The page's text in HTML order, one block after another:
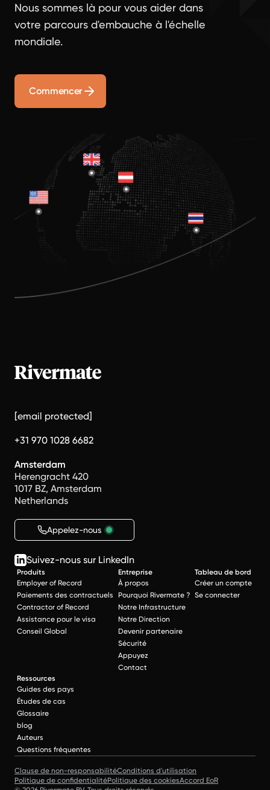
Nous sommes là pour vous aider dans
votre parcours d'embauche à l'échelle
mondiale.
Commencer
[email protected]
+31 970 1028 6682
Amsterdam
Herengracht 420
1017 BZ, Amsterdam
Netherlands
Appelez-nous
Suivez-nous sur LinkedIn
Produits
Employer of Record
Paiements des contractuels
Contractor of Record
Assistance pour le visa
Conseil Global
Entreprise
À propos
Pourquoi Rivermate ?
Notre Infrastructure
Notre Direction
Devenir partenaire
Sécurité
Appuyez
Contact
Tableau de bord
Créer un compte
Se connecter
Ressources
Guides des pays
Études de cas
Glossaire
blog
Auteurs
Questions fréquentes
Clause de non-responsabilitéConditions d'utilisation
Politique de confidentialitéPolitique des cookiesAccord EoR